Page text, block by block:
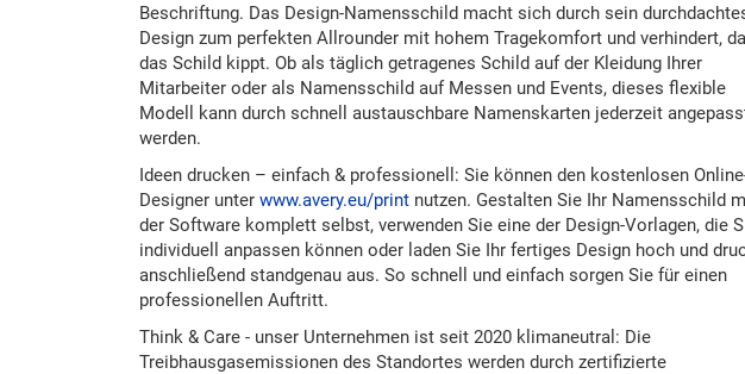
Beschriftung. Das Design-Namensschild macht sich durch sein
Design zum perfekten Allrounder mit hohem Tragekomfort und verhindert,
das Schild kippt. Ob als täglich getragenes Schild auf der Kleidung Ihrer
Mitarbeiter oder als Namensschild auf Messen und Events, dieses flexible
Modell kann durch schnell austauschbare Namenskarten jederzeit
werden.
Ideen drucken – einfach & professionell: Sie können den kostenlosen
Designer unter www.avery.eu/print nutzen. Gestalten Sie Ihr Namensschild
der Software komplett selbst, verwenden Sie eine der Design-Vorlagen, die
individuell anpassen können oder laden Sie Ihr fertiges Design hoch und
anschließend standgenau aus. So schnell und einfach sorgen Sie für einen
professionellen Auftritt.
Think & Care - unser Unternehmen ist seit 2020 klimaneutral: Die
Treibhausgasemissionen des Standortes werden durch zertifizierte